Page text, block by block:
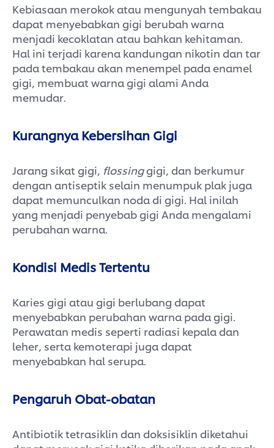
Kebiasaan merokok atau mengunyah tembakau
dapat menyebabkan gigi berubah warna
menjadi kecoklatan atau bahkan kehitaman.
Hal ini terjadi karena kandungan nikotin dan tar
pada tembakau akan menempel pada enamel
gigi, membuat warna gigi alami Anda
memudar.
Kurangnya Kebersihan Gigi
Jarang sikat gigi, flossinggigi, dan berkumur
dengan antiseptik selain menumpuk plak juga
dapat memunculkan noda di gigi. Hal inilah
yang menjadi penyebab gigi Anda mengalami
perubahan warna.
Kondisi Medis Tertentu
Karies gigi atau gigi berlubang dapat
menyebabkan perubahan warna pada gigi.
Perawatan medis seperti radiasi kepala dan
leher, serta kemoterapi juga dapat
menyebabkan hal serupa.
Pengaruh Obat-obatan
Antibiotik tetrasiklin dan doksisiklin diketahui